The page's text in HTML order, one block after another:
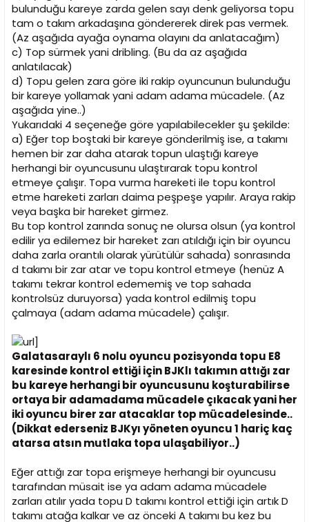
bulunduğu kareye zarda gelen sayı denk geliyorsa topu
tam o takım arkadaşına göndererek direk pas vermek.
(Az aşağıda ayağa oynama olayını da anlatacağım)
c) Top sürmek yani dribling. (Bu da az aşağıda
anlatılacak)
d) Topu gelen zara göre iki rakip oyuncunun bulunduğu
bir kareye yollamak yani adam adama mücadele. (Az
aşağıda yine..)
Yukarıdaki 4 seçeneğe göre yapılabilecekler şu şekilde:
a) Eğer top boştaki bir kareye gönderilmiş ise, a takımı
hemen bir zar daha atarak topun ulaştığı kareye
herhangi bir oyuncusunu ulaştırarak topu kontrol
etmeye çalışır. Topa vurma hareketi ile topu kontrol
etme hareketi zarları daima peşpeşe yapılır. Araya rakip
veya başka bir hareket girmez.
Bu top kontrol zarında sonuç ne olursa olsun (ya kontrol
edilir ya edilemez bir hareket zarı atıldığı için bir oyuncu
daha zarla orantılı olarak yürütülür sahada) sonrasında
d takımı bir zar atar ve topu kontrol etmeye (henüz A
takımı tekrar kontrol edememiş ve top sahada
kontrolsüz duruyorsa) yada kontrol edilmiş topu
çalmaya (adam adama mücadele) çalışır.
Galatasaraylı 6 nolu oyuncu pozisyonda topu E8
karesinde kontrol ettiği için BJKlı takımın attığı zar
bu kareye herhangi bir oyuncusunu koşturabilirse
ortaya bir adamadama mücadele çıkacak yani her
iki oyuncu birer zar atacaklar top mücadelesinde..
(Dikkat ederseniz BJKyı yöneten oyuncu 1 hariç kaç
atarsa atsın mutlaka topa ulaşabiliyor..)
Eğer attığı zar topa erişmeye herhangi bir oyuncusu
tarafından müsait ise ya adam adama mücadele
zarları atılır yada topu D takımı kontrol ettiği için artık D
takımı atağa kalkar ve az önceki A takımı bu kez bu